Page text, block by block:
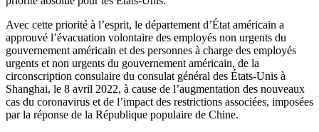
Avec cette priorité à l’esprit, le département d’État américain a
approuvé l’évacuation volontaire des employés non urgents du
gouvernement américain et des personnes à charge des employés
urgents et non urgents du gouvernement américain, de la
circonscription consulaire du consulat général des États-Unis à
Shanghai, le 8 avril 2022, à cause de l’augmentation des nouveaux
cas du coronavirus et de l’impact des restrictions associées, imposées
par la réponse de la République populaire de Chine.